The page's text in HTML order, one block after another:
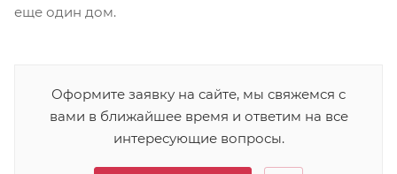
еще один дом.
Оформите заявку на сайте, мы свяжемся с
вами в ближайшее время и ответим на все
интересующие вопросы.